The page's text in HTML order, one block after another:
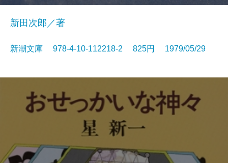
新田次郎／著
新潮文庫 978-4-10-112218-2 825円 1979/05/29